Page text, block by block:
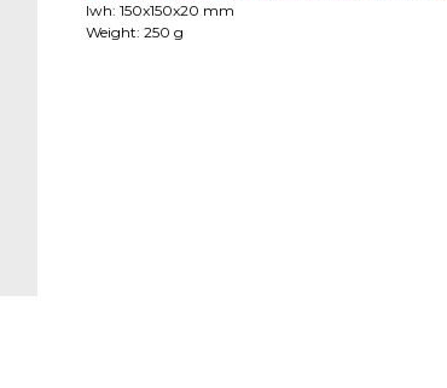
lwh: 150x150x20 mm
Weight: 250 g